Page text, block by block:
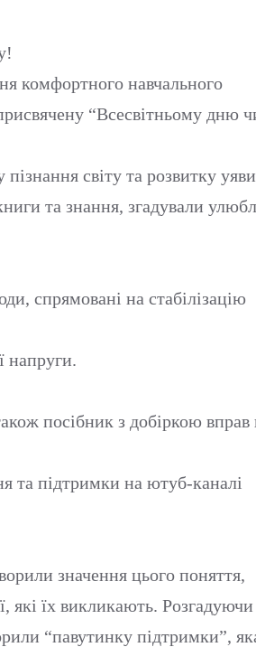
комфортного навчального
“Всесвітньому дню
світу та розвитку
та знання, згадували
спрямовані на стабілізацію
напруги.
посібник з добіркою вправ
та підтримки на ютуб-каналі
значення цього поняття,
які їх викликають. Розгадуючи
“павутинку підтримки”,